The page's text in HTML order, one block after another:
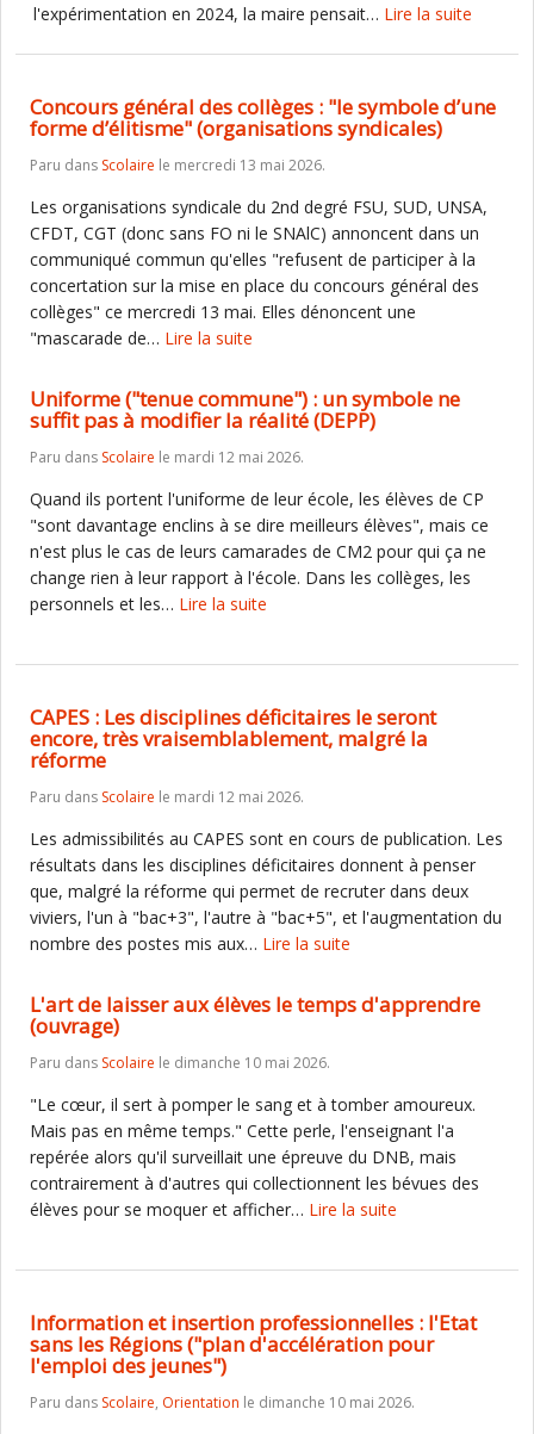
l'expérimentation en 2024, la maire pensait… Lire la suite
Concours général des collèges : "le symbole d’une
forme d’élitisme" (organisations syndicales)
Paru dans Scolaire le mercredi 13 mai 2026.
Les organisations syndicale du 2nd degré FSU, SUD, UNSA,
CFDT, CGT (donc sans FO ni le SNAlC) annoncent dans un
communiqué commun qu'elles "refusent de participer à la
concertation sur la mise en place du concours général des
collèges" ce mercredi 13 mai. Elles dénoncent une
"mascarade de… Lire la suite
Uniforme ("tenue commune") : un symbole ne
suffit pas à modifier la réalité (DEPP)
Paru dans Scolaire le mardi 12 mai 2026.
Quand ils portent l'uniforme de leur école, les élèves de CP
"sont davantage enclins à se dire meilleurs élèves", mais ce
n'est plus le cas de leurs camarades de CM2 pour qui ça ne
change rien à leur rapport à l'école. Dans les collèges, les
personnels et les… Lire la suite
CAPES : Les disciplines déficitaires le seront
encore, très vraisemblablement, malgré la
réforme
Paru dans Scolaire le mardi 12 mai 2026.
Les admissibilités au CAPES sont en cours de publication. Les
résultats dans les disciplines déficitaires donnent à penser
que, malgré la réforme qui permet de recruter dans deux
viviers, l'un à "bac+3", l'autre à "bac+5", et l'augmentation du
nombre des postes mis aux… Lire la suite
L'art de laisser aux élèves le temps d'apprendre
(ouvrage)
Paru dans Scolaire le dimanche 10 mai 2026.
"Le cœur, il sert à pomper le sang et à tomber amoureux.
Mais pas en même temps." Cette perle, l'enseignant l'a
repérée alors qu'il surveillait une épreuve du DNB, mais
contrairement à d'autres qui collectionnent les bévues des
élèves pour se moquer et afficher… Lire la suite
Information et insertion professionnelles : l'Etat
sans les Régions ("plan d'accélération pour
l'emploi des jeunes")
Paru dans Scolaire, Orientation le dimanche 10 mai 2026.